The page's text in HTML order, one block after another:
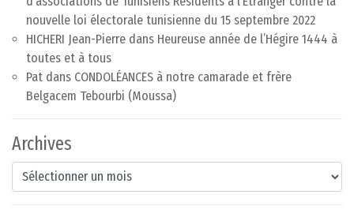
nouvelle loi électorale tunisienne du 15 septembre 2022
HICHERI Jean-Pierre dans Heureuse année de l’Hégire 1444 à
toutes et à tous
Pat dans CONDOLÉANCES à notre camarade et frère
Belgacem Tebourbi (Moussa)
Archives
Archives